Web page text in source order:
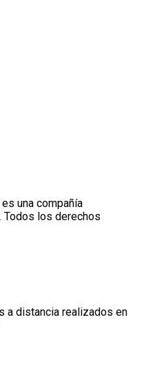
una compañía
Todos los derechos
a distancia realizados en